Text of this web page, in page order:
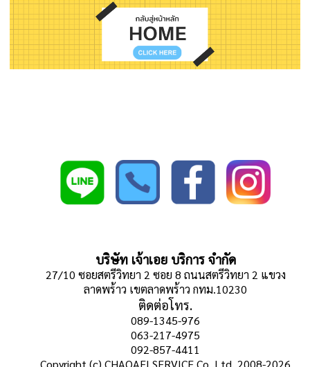
บริษัท เจ้าเอย บริการ จำกัด
27/10 ซอยสตรีวิทยา 2 ซอย 8 ถนนสตรีวิทยา 2 แขวง
ลาดพร้าว เขตลาดพร้าว กทม.10230
ติดต่อโทร.
089-1345-976
063-217-4975
092-857-4411
Copyright (c) CHAOAEI SERVICE Co.,Ltd. 2008-2026